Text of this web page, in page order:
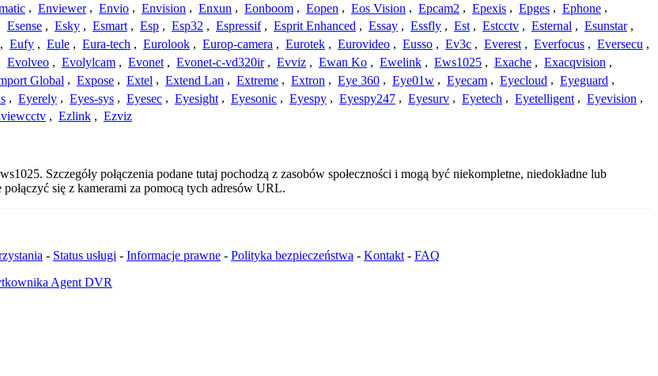
, Enviewer , Envio , Envision , Enxun , Eonboom , Eopen , Eos Vision , Epcam2 , Epexis , Epges , Ephone ,
Esense , Esky , Esmart , Esp , Esp32 , Espressif , Esprit Enhanced , Essay , Essfly , Est , Estcctv , Esternal , Esunstar ,
, Eufy , Eule , Eura-tech , Eurolook , Europ-camera , Eurotek , Eurovideo , Eusso , Ev3c , Everest , Everfocus , Eversecu ,
Evolveo , Evolylcam , Evonet , Evonet-c-vd320ir , Evviz , Ewan Ko , Ewelink , Ews1025 , Exache , Exacqvision ,
Global , Expose , Extel , Extend Lan , Extreme , Extron , Eye 360 , Eye01w , Eyecam , Eyecloud , Eyeguard ,
, Eyerely , Eyes-sys , Eyesec , Eyesight , Eyesonic , Eyespy , Eyespy247 , Eyesurv , Eyetech , Eyetelligent , Eyevision ,
, Ezlink , Ezviz
Szczegóły połączenia podane tutaj pochodzą z zasobów społeczności i mogą być niekompletne, niedokładne lub
się z kamerami za pomocą tych adresów URL.
- Status usługi - Informacje prawne - Polityka bezpieczeństwa - Kontakt - FAQ
Agent DVR